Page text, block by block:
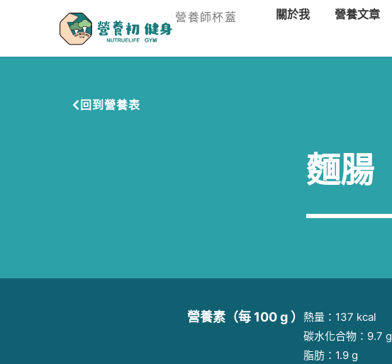
營養師杯蓋 關於我 營養文章
回到營養表
麵腸
營養素（每 100 g ） 熱量：137 kcal
碳水化合物：9.7 g
脂肪：1.9 g